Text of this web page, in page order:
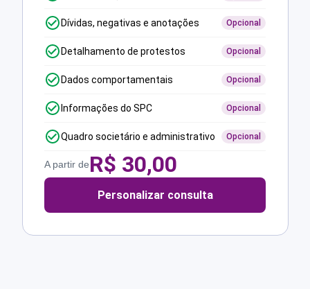
Dívidas, negativas e anotações Opcional
Detalhamento de protestos Opcional
Dados comportamentais Opcional
Informações do SPC Opcional
Quadro societário e administrativo Opcional
A partir deR$ 30,00
Personalizar consulta